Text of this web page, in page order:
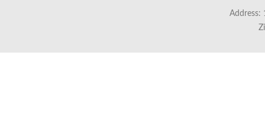
Address: